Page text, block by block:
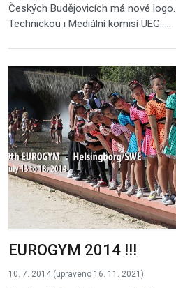
Českých Budějovicích má nové
Technickou i Mediální komisí UEG. ...
EUROGYM 2014 !!!
10. 7. 2014 (upraveno 16. 11. 2021)